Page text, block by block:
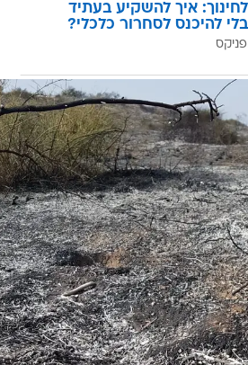
איך להשקיע בעתיד
להיכנס לסחרור כלכלי?